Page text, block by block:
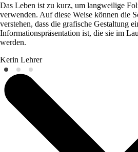
Das Leben ist zu kurz, um langweilige
verwenden. Auf diese Weise können die
verstehen, dass die grafische Gestaltung
Informationspräsentation ist, die sie im
werden.
Kerin Lehrer